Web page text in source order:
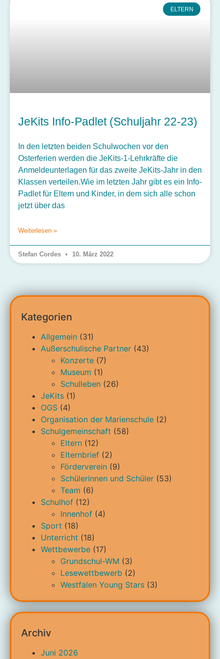
ELTERN
JeKits Info-Padlet (Schuljahr 22-23)
In den letzten beiden Schulwochen vor den
Osterferien werden die JeKits-1-Lehrkräfte die
Anmeldeunterlagen für das zweite JeKits-Jahr in den
Klassen verteilen.Wie im letzten Jahr gibt es ein Info-
Padlet für Eltern und Kinder, in dem sich alle schon
jetzt über das
Weiterlesen »
Stefan Cordes 10. März 2022
Kategorien
Allgemein (31)
Außerschulische Partner (43)
Konzerte (7)
Museum (1)
Schulleben (26)
JeKits (1)
OGS (4)
Organisation der Marienschule (2)
Schulgemeinschaft (58)
Eltern (12)
Elternbrief (2)
Förderverein (9)
Schülerinnen und Schüler (53)
Team (6)
Schulhof (12)
Innenhof (4)
Sport (18)
Unterricht (18)
Wettbewerbe (17)
Grundschul-WM (3)
Lesewettbewerb (2)
Westfalen Young Stars (3)
Archiv
Juni 2026